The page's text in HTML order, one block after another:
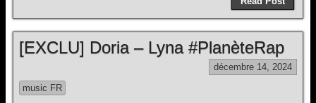
[EXCLU] Doria – Lyna #PlanèteRap
décembre 14, 2024
music FR